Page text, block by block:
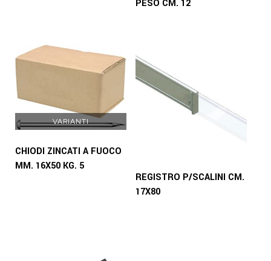
PESO CM. 12
VARIANTI
CHIODI ZINCATI A FUOCO
MM. 16X50 KG. 5
REGISTRO P/SCALINI CM.
17X80